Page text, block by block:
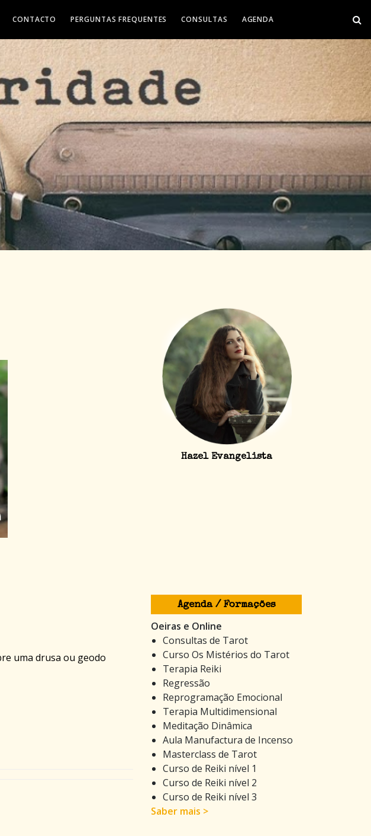
CONTACTO PERGUNTAS FREQUENTES CONSULTAS AGENDA
uma drusa ou geodo
Hazel Evangelista
Agenda / Formações
Oeiras e Online
Consultas de Tarot
Curso Os Mistérios do Tarot
Terapia Reiki
Regressão
Reprogramação Emocional
Terapia Multidimensional
Meditação Dinâmica
Aula Manufactura de Incenso
Masterclass de Tarot
Curso de Reiki nível 1
Curso de Reiki nível 2
Curso de Reiki nível 3
Saber mais >